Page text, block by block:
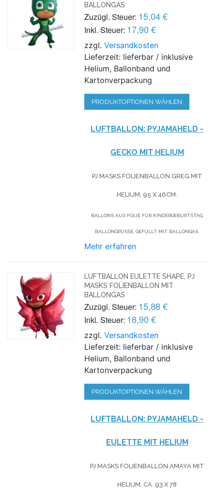
BALLONGAS
Zuzügl. Steuer: 15,04 €
Inkl. Steuer: 17,90 €
zzgl.Versandkosten
Lieferzeit: lieferbar / inklusive
Helium, Ballonband und
Kartonverpackung
PRODUKTOPTIONEN WÄHLEN
LUFTBALLON: PYJAMAHELD -
GECKO MIT HELIUM
PJ MASKS FOLIENBALLON GREG MIT
HELIUM, 95 X 46CM.
BALLONS AUS FOLIE FÜR KINDERGEBURTSTAG,
BALLONGRÜSSE, GEFÜLLT MIT BALLONGAS.
Mehr erfahren
LUFTBALLON EULETTE SHAPE, PJ
MASKS FOLIENBALLON MIT
BALLONGAS
Zuzügl. Steuer: 15,88 €
Inkl. Steuer: 18,90 €
zzgl.Versandkosten
Lieferzeit: lieferbar / inklusive
Helium, Ballonband und
Kartonverpackung
PRODUKTOPTIONEN WÄHLEN
LUFTBALLON: PYJAMAHELD -
EULETTE MIT HELIUM
PJ MASKS FOLIENBALLON AMAYA MIT
HELIUM, CA. 93 X 78